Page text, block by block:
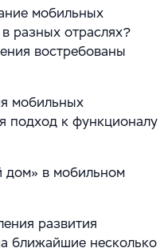
безопасности
интеграции
документов (IDP) в
мобильных
разных отраслях?
востребованы
мобильных
подход к функционалу
дом» в мобильном
развития
ближайшие несколько